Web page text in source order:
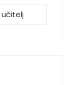
učitelj